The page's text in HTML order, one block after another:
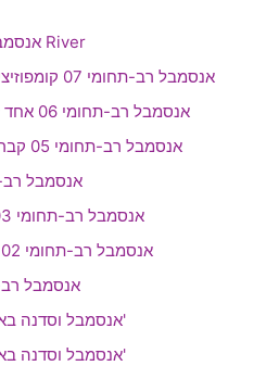
אנסמבל רב-תחומי 08 River
אנסמבל רב-תחומי 07 קומפוזיציה ואלתור חופשי
אנסמבל רב-תחומי 06 אחד לאחד, מתי כספי
אנסמבל רב-תחומי 05 קברט רוק יהונתן גפן
אנסמבל רב-
אנסמבל רב-תחומי 03 שירים מקוריים
אנסמבל רב-תחומי 02 פופ מזרח מערב
אנסמבל רב-
אנסמבל וסדנה באלתור 4 - חלק ב'
אנסמבל וסדנה באלתור 4 - חלק א'